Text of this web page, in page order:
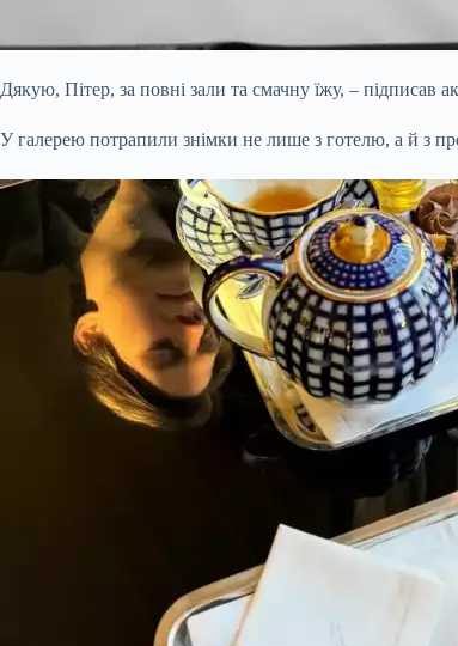
Дякую, Пітер, за повні зали та смачну їжу, – підписав
У галерею потрапили знімки не лише з готелю, а й з